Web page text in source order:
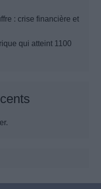
: crise financière et
qui atteint 1100